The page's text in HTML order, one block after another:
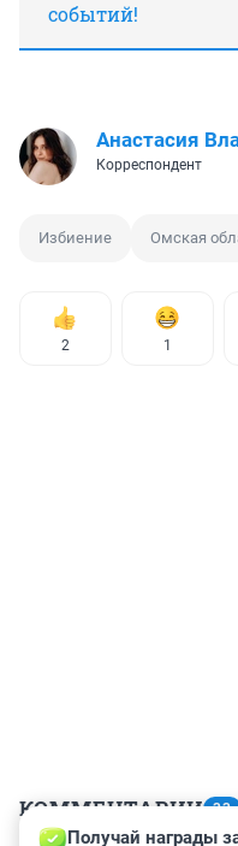
событий!
Анастасия
Корреспондент
Избиение Омская
2 1
КОММЕНТАРИИ 33
Получай награды